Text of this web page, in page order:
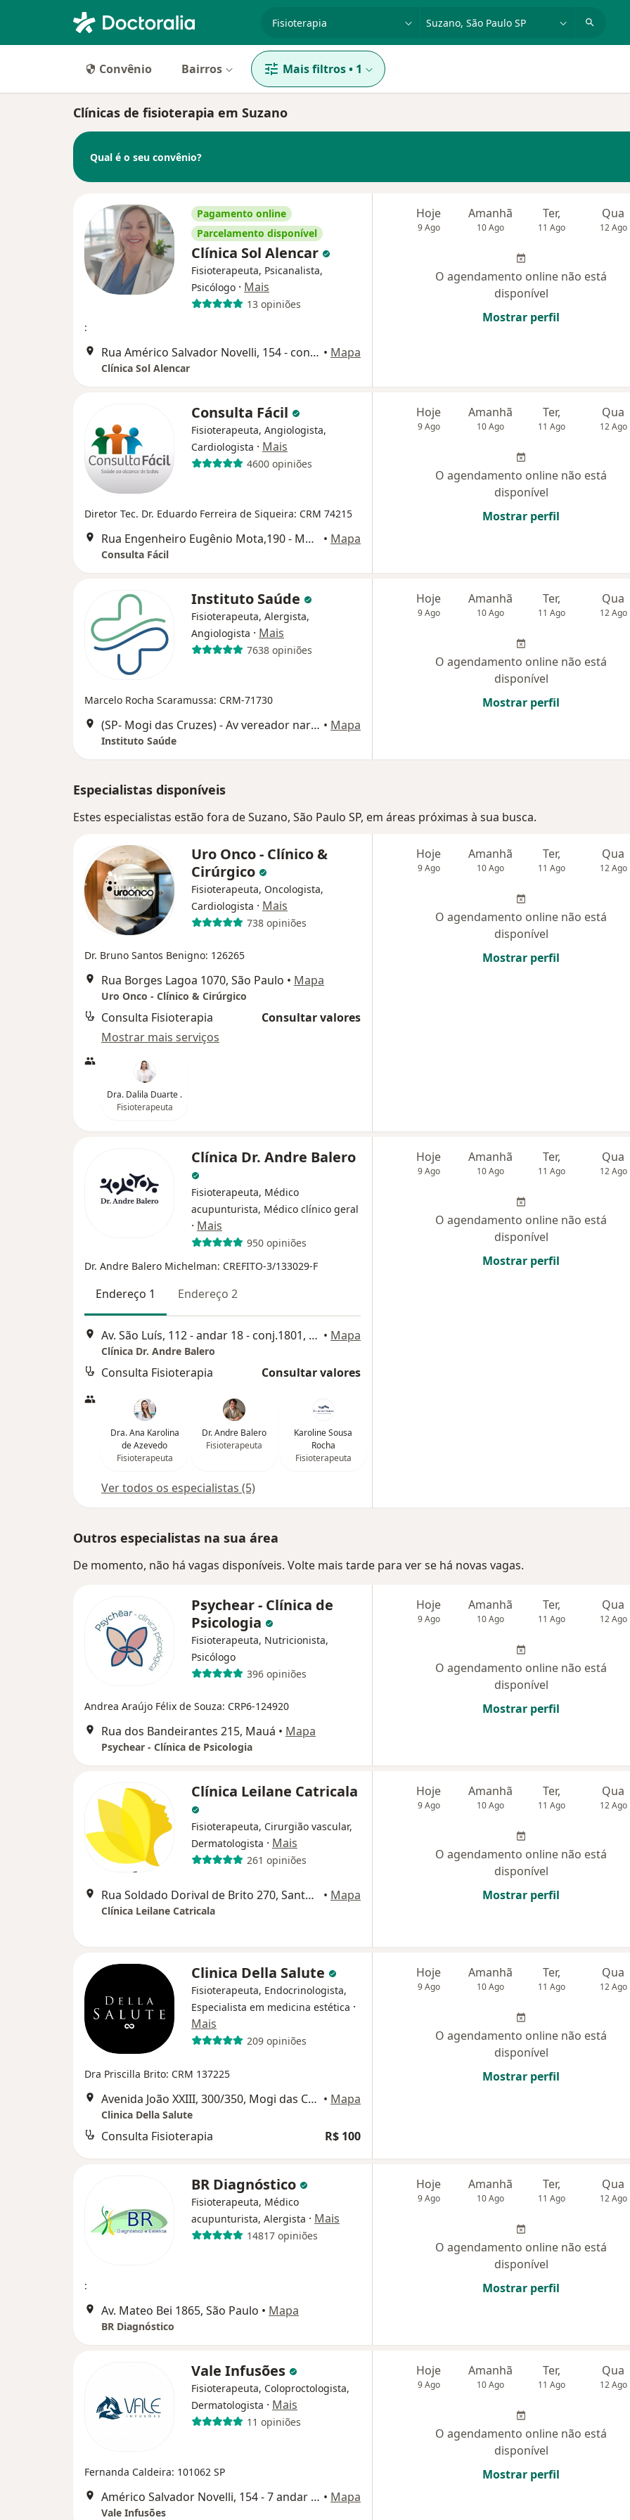
Convênio Bairros Mais filtros• 1
Clínicas de fisioterapia em Suzano
Qual é o seu convênio?
Pagamento online
Parcelamento disponível
Clínica Sol Alencar
Fisioterapeuta, Psicanalista,
Psicólogo · Mais
13 opiniões
:
Rua Américo Salvador Novelli, 154 - conj 603, São Paulo • Mapa
Clínica Sol Alencar
Hoje
9 Ago
Amanhã
10 Ago
Ter,
11 Ago
Qua
12 Ago
O agendamento online não está
disponível
Mostrar perfil
Consulta Fácil
Fisioterapeuta, Angiologista,
Cardiologista · Mais
4600 opiniões
Diretor Tec. Dr. Eduardo Ferreira de Siqueira: CRM 74215
Rua Engenheiro Eugênio Mota,190 - Mogi das Cruzes, Mogi das Cruzes • Mapa
Consulta Fácil
Hoje
9 Ago
Amanhã
10 Ago
Ter,
11 Ago
Qua
12 Ago
O agendamento online não está
disponível
Mostrar perfil
Instituto Saúde
Fisioterapeuta, Alergista,
Angiologista · Mais
7638 opiniões
Marcelo Rocha Scaramussa: CRM-71730
(SP- Mogi das Cruzes) - Av vereador narciso yague Guimarães, 1145 sala 803 - Centro Cívico - Mogi das Cruzes - SP - CEP, Mogi das Cruzes • Mapa
Instituto Saúde
Hoje
9 Ago
Amanhã
10 Ago
Ter,
11 Ago
Qua
12 Ago
O agendamento online não está
disponível
Mostrar perfil
Especialistas disponíveis
Estes especialistas estão fora de Suzano, São Paulo SP, em áreas próximas à sua busca.
Uro Onco - Clínico &
Cirúrgico
Fisioterapeuta, Oncologista,
Cardiologista · Mais
738 opiniões
Dr. Bruno Santos Benigno: 126265
Rua Borges Lagoa 1070, São Paulo • Mapa
Uro Onco - Clínico & Cirúrgico
Consulta Fisioterapia
Consultar valores
Mostrar mais serviços
Dra. Dalila Duarte .
Fisioterapeuta
Hoje
9 Ago
Amanhã
10 Ago
Ter,
11 Ago
Qua
12 Ago
O agendamento online não está
disponível
Mostrar perfil
Clínica Dr. Andre Balero
Fisioterapeuta, Médico
acupunturista, Médico clínico geral
· Mais
950 opiniões
Dr. Andre Balero Michelman: CREFITO-3/133029-F
Endereço 1 Endereço 2
Av. São Luís, 112 - andar 18 - conj.1801, São Paulo • Mapa
Clínica Dr. Andre Balero
Consulta Fisioterapia Consultar valores
Dra. Ana Karolina
de Azevedo
Fisioterapeuta
Dr. Andre Balero
Fisioterapeuta
Karoline Sousa
Rocha
Fisioterapeuta
Ver todos os especialistas (5)
Hoje
9 Ago
Amanhã
10 Ago
Ter,
11 Ago
Qua
12 Ago
O agendamento online não está
disponível
Mostrar perfil
Outros especialistas na sua área
De momento, não há vagas disponíveis. Volte mais tarde para ver se há novas vagas.
Psychear - Clínica de
Psicologia
Fisioterapeuta, Nutricionista,
Psicólogo
396 opiniões
Andrea Araújo Félix de Souza: CRP6-124920
Rua dos Bandeirantes 215, Mauá • Mapa
Psychear - Clínica de Psicologia
Hoje
9 Ago
Amanhã
10 Ago
Ter,
11 Ago
Qua
12 Ago
O agendamento online não está
disponível
Mostrar perfil
Clínica Leilane Catricala
Fisioterapeuta, Cirurgião vascular,
Dermatologista · Mais
261 opiniões
Rua Soldado Dorival de Brito 270, Santo André • Mapa
Clínica Leilane Catricala
Hoje
9 Ago
Amanhã
10 Ago
Ter,
11 Ago
Qua
12 Ago
O agendamento online não está
disponível
Mostrar perfil
Clinica Della Salute
Fisioterapeuta, Endocrinologista,
Especialista em medicina estética ·
Mais
209 opiniões
Dra Priscilla Brito: CRM 137225
Avenida João XXIII, 300/350, Mogi das Cruzes • Mapa
Clinica Della Salute
Consulta Fisioterapia R$ 100
Hoje
9 Ago
Amanhã
10 Ago
Ter,
11 Ago
Qua
12 Ago
O agendamento online não está
disponível
Mostrar perfil
BR Diagnóstico
Fisioterapeuta, Médico
acupunturista, Alergista · Mais
14817 opiniões
:
Av. Mateo Bei 1865, São Paulo • Mapa
BR Diagnóstico
Hoje
9 Ago
Amanhã
10 Ago
Ter,
11 Ago
Qua
12 Ago
O agendamento online não está
disponível
Mostrar perfil
Vale Infusões
Fisioterapeuta, Coloproctologista,
Dermatologista · Mais
11 opiniões
Fernanda Caldeira: 101062 SP
Américo Salvador Novelli, 154 - 7 andar sala 703, Itaquera, São Paulo • Mapa
Vale Infusões
Hoje
9 Ago
Amanhã
10 Ago
Ter,
11 Ago
Qua
12 Ago
O agendamento online não está
disponível
Mostrar perfil